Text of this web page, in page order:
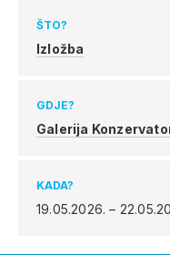
ŠTO?
Izložba
GDJE?
Galerija
KADA?
19.05.2026. –